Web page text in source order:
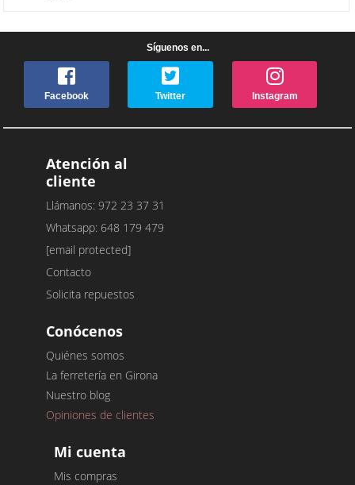
Síguenos en...
Facebook Twitter Instagram
Atención al
cliente
Llámanos: 972 23 37 31
Whatsapp: 648 179 479
[email protected]
Contacto
Solicita repuestos
Conócenos
Quiénes somos
La ferretería en Girona
Nuestro blog
Opiniones de clientes
Mi cuenta
Mis compras